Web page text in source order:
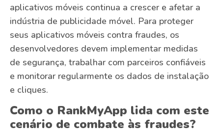
aplicativos móveis continua a crescer e afetar a
indústria de publicidade móvel. Para proteger
seus aplicativos móveis contra fraudes, os
desenvolvedores devem implementar medidas
de segurança, trabalhar com parceiros confiáveis ​​
e monitorar regularmente os dados de instalação
e cliques.
Como o RankMyApp lida com este
cenário de combate às fraudes?